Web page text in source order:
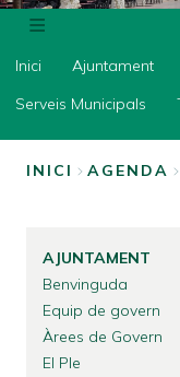
Inici
Ajuntament
El
Serveis
Municipals
Tràmits
NextGenerationEU
Inici Ajuntament
Serveis Municipals
INICI AGENDA
AJUNTAMENT
Benvinguda
Equip de govern
Àrees de Govern
El Ple